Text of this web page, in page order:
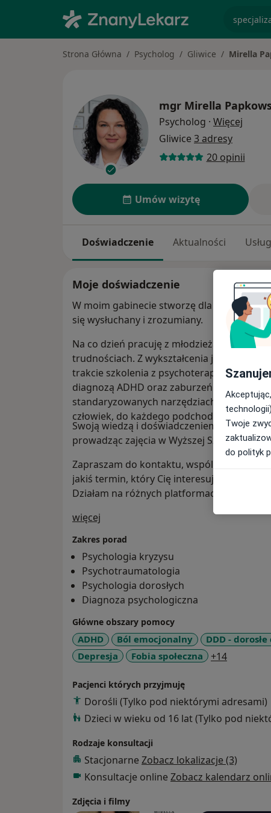
Strona Główna Psycholog Gliwice Mirella
mgr Mirella
Psycholog · Więcej
Gliwice 3 adresy
20 opinii
Umów wizytę
Doświadczenie Aktualności
Moje doświadczenie
W moim gabinecie stworzę dla Ciebie
się wysłuchany i zrozumiany.
​Na co dzień pracuję z młodzieżą,
trudnościach. Z wykształcenia jestem
trakcie szkolenia z psychoterapii
diagnozą ADHD oraz zaburzeń
standaryzowanych narzędziach, w
człowiek, do każdego podchodzę z
​Swoją wiedzą i doświadczeniem dzielę się
prowadząc zajęcia w Wyższej Szkole
Zapraszam do kontaktu, wspólnie
jakiś termin, który Cię interesuje jest
Działam na różnych platformach i
więcej
Zakres porad
Psychologia kryzysu
Psychotraumatologia
Psychologia dorosłych
Diagnoza psychologiczna
Główne obszary pomocy
ADHD Ból emocjonalny
DDD -
Depresja
Fobia społeczna +14
Pacjenci których przyjmuję
Dorośli (Tylko pod niektórymi adresami)
Dzieci w wieku od 16 lat (Tylko pod
Rodzaje konsultacji
Stacjonarne Zobacz lokalizacje (3)
Konsultacje online Zobacz kalendarz
Zdjęcia i filmy
Twoje
do polityk